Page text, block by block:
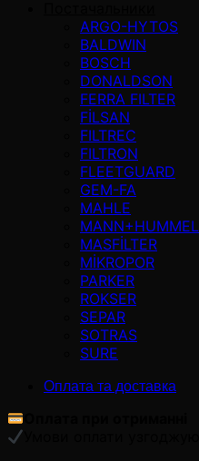
ARGO-HYTOS
BALDWIN
BOSCH
DONALDSON
FERRA FILTER
FİLSAN
FILTREC
FILTRON
FLEETGUARD
GEM-FA
MAHLE
MANN+HUMMEL
MASFİLTER
MİKROPOR
PARKER
ROKSER
SEPAR
SOTRAS
SURE
Оплата та доставка